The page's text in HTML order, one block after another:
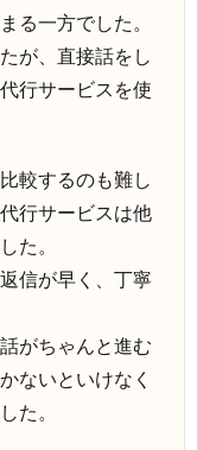
る一方でした。
が、直接話をし
行サービスを使
較するのも難し
行サービスは他
た。
信が早く、丁寧
がちゃんと進む
ないといけなく
た。